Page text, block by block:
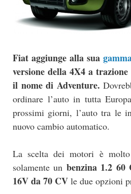
Fiat aggiunge alla sua
versione della 4X4 a
il nome di Adventure.
ordinare l’auto in tutta
prossimi giorni, l’auto tra le
nuovo cambio automatico.
La scelta dei motori è
solamente un benzina 1.2
16V da 70 CV le due opzioni